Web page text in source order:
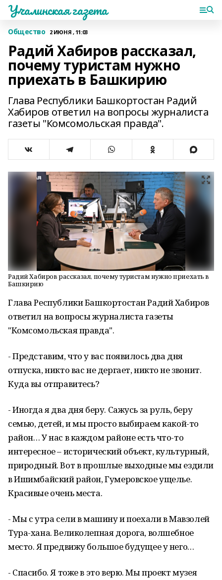
Учалинская газета
Общество 2 ИЮНЯ , 11:03
Радий Хабиров рассказал,
почему туристам нужно
приехать в Башкирию
Глава Республики Башкортостан Радий
Хабиров ответил на вопросы журналиста
газеты "Комсомольская правда".
Радий Хабиров рассказал, почему туристам нужно приехать в
Башкирию
Глава Республики Башкортостан Радий Хабиров
ответил на вопросы журналиста газеты
"Комсомольская правда".
- Представим, что у вас появилось два дня
отпуска, никто вас не дергает, никто не звонит.
Куда вы отправитесь?
- Иногда я два дня беру. Сажусь за руль, беру
семью, детей, и мы просто выбираем какой-то
район… У нас в каждом районе есть что-то
интересное – исторический объект, культурный,
природный. Вот в прошлые выходные мы ездили
в Ишимбайский район, Гумеровское ущелье.
Красивые очень места.
- Мы с утра сели в машину и поехали в Мавзолей
Тура-хана. Великолепная дорога, волшебное
место. Я предвижу большое будущее у него…
- Спасибо. Я тоже в это верю. Мы проект музея